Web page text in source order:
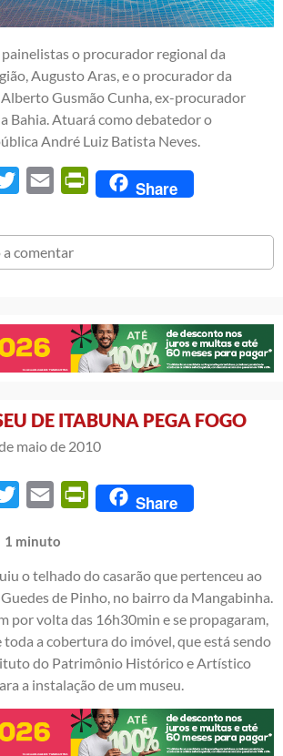
o procurador regional da
Augusto Aras, e o procurador da
Gusmão Cunha, ex-procurador
Bahia. Atuará como debatedor o
André Luiz Batista Neves.
Twitter Email PrintFriendly
Share
a comentar
DE ITABUNA PEGA FOGO
maio de 2010
Twitter Email PrintFriendly
Share
1 minuto
o telhado do casarão que pertenceu ao
de Pinho, no bairro da Mangabinha.
por volta das 16h30min e se propagaram,
a cobertura do imóvel, que está sendo
do Patrimônio Histórico e Artístico
a instalação de um museu.